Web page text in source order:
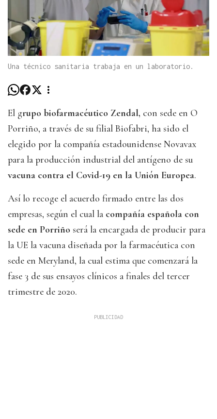
Una técnico sanitaria trabaja en un laboratorio.
El grupo biofarmacéutico Zendal, con sede en O
Porriño, a través de su filial Biofabri, ha sido el
elegido por la compañía estadounidense Novavax
para la producción industrial del antígeno de su
vacuna contra el Covid-19 en la Unión Europea.
Así lo recoge el acuerdo firmado entre las dos
empresas, según el cual la compañía española con
sede en Porriño será la encargada de producir para
la UE la vacuna diseñada por la farmacéutica con
sede en Meryland, la cual estima que comenzará la
fase 3 de sus ensayos clínicos a finales del tercer
trimestre de 2020.